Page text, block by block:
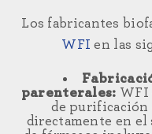
Los fabricantes
WFI en las
parenterales: WFI
de purificación
directamente en el